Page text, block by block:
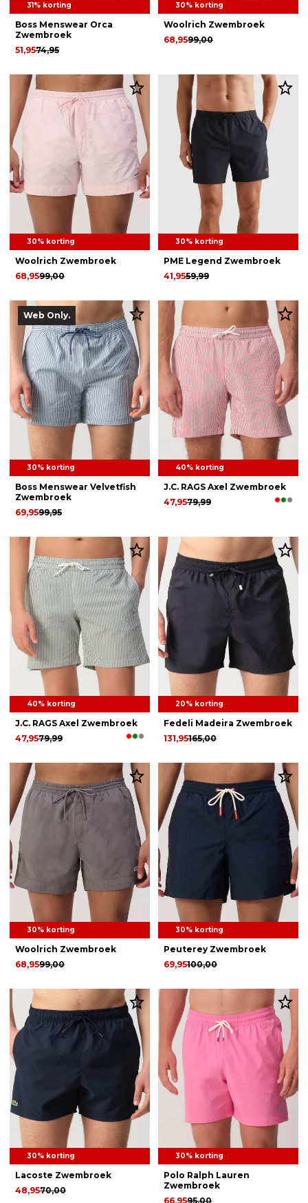
31% korting
Boss Menswear Orca
Zwembroek
74,95
51,95
30% korting
Woolrich Zwembroek
99,00
68,95
30% korting
Woolrich Zwembroek
99,00
68,95
30% korting
PME Legend Zwembroek
59,99
41,95
Web Only.
30% korting
Boss Menswear Velvetfish
Zwembroek
99,95
69,95
40% korting
J.C. RAGS Axel Zwembroek
79,99
47,95
40% korting
J.C. RAGS Axel Zwembroek
79,99
47,95
20% korting
Fedeli Madeira Zwembroek
165,00
131,95
30% korting
Woolrich Zwembroek
99,00
68,95
30% korting
Peuterey Zwembroek
100,00
69,95
30% korting
Lacoste Zwembroek
70,00
48,95
30% korting
Polo Ralph Lauren
Zwembroek
95,00
66,95